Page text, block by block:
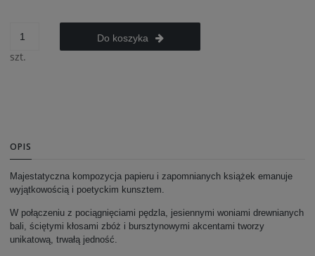
szt.
Do koszyka
OPIS
Majestatyczna kompozycja papieru i zapomnianych książek emanuje
wyjątkowością i poetyckim kunsztem.
W połączeniu z pociągnięciami pędzla, jesiennymi woniami drewnianych
bali, ściętymi kłosami zbóż i bursztynowymi akcentami tworzy
unikatową, trwałą jedność.